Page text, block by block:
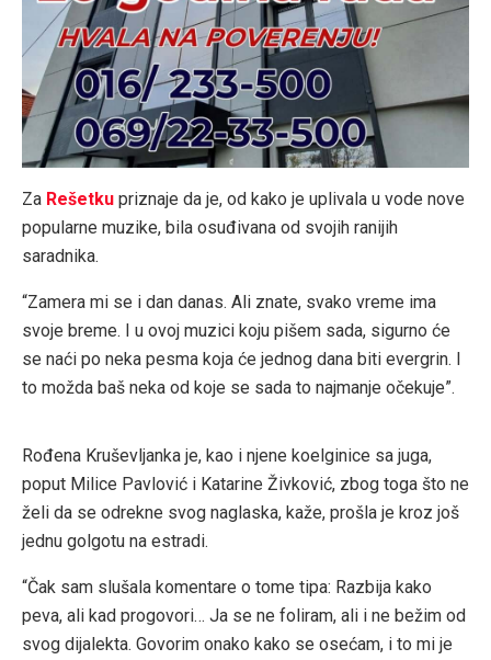
Za Rešetku priznaje da je, od kako je uplivala u vode nove
popularne muzike, bila osuđivana od svojih ranijih
saradnika.
“Zamera mi se i dan danas. Ali znate, svako vreme ima
svoje breme. I u ovoj muzici koju pišem sada, sigurno će
se naći po neka pesma koja će jednog dana biti evergrin. I
to možda baš neka od koje se sada to najmanje očekuje”.
Rođena Kruševljanka je, kao i njene koelginice sa juga,
poput Milice Pavlović i Katarine Živković, zbog toga što ne
želi da se odrekne svog naglaska, kaže, prošla je kroz još
jednu golgotu na estradi.
“Čak sam slušala komentare o tome tipa: Razbija kako
peva, ali kad progovori… Ja se ne foliram, ali i ne bežim od
svog dijalekta. Govorim onako kako se osećam, i to mi je